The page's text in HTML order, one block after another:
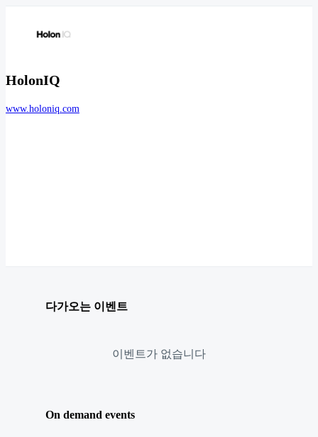
HolonIQ
www.holoniq.com
다가오는 이벤트
이벤트가 없습니다
On demand events